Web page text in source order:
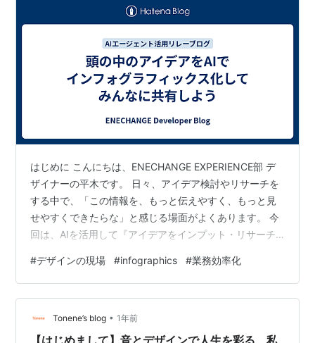
はじめに こんにちは、ENECHANGE EXPERIENCE部 デ
ザイナーの平木です。 日々、アイデア検討やリサーチを
する中で、「この情報を、もっと伝えやすく、もっと見
せやすくできたらな」と感じる場面がよくあります。 今
回は、AIを活用して『アイデアをインプット・リサーチ
社内共有』までを一気通貫で行った試みと、その中で得
られた実感についてご紹介します。 この試みでは、デザ
インツールは一切使用していません。 「知見をもっと見
える形で広げたい」、「頭の中にあるアイデアをすぐ形
にしたい」、そんな方にも参考になれば幸いです。
#デザインの現場 #infographics #業務効率化
Tonene’s blog • 1年前
【はじめまして】音とデザインで人生を彩る、私